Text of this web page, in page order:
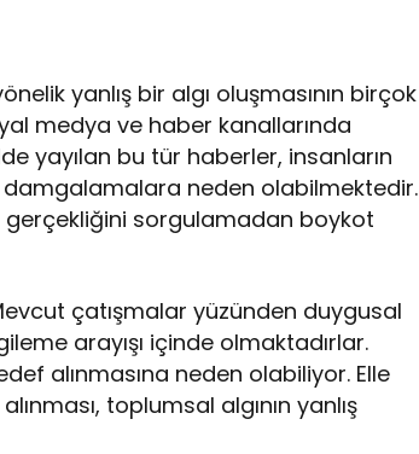
yanlış bir algı oluşmasının birçok
medya ve haber kanallarında
yayılan bu tür haberler, insanların
damgalamalara neden olabilmektedir.
gerçekliğini sorgulamadan boykot
çatışmalar yüzünden duygusal
arayışı içinde olmaktadırlar.
alınmasına neden olabiliyor. Elle
toplumsal algının yanlış